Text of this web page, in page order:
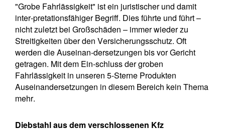
"Grobe Fahrlässigkeit" ist ein juristischer und damit
inter-pretationsfähiger Begriff. Dies führte und führt –
nicht zuletzt bei Großschäden – immer wieder zu
Streitigkeiten über den Versicherungsschutz. Oft
werden die Auseinan-dersetzungen bis vor Gericht
getragen. Mit dem Ein-schluss der groben
Fahrlässigkeit in unseren 5-Sterne Produkten
Auseinandersetzungen in diesem Bereich kein Thema
mehr.
Diebstahl aus dem verschlossenen Kfz